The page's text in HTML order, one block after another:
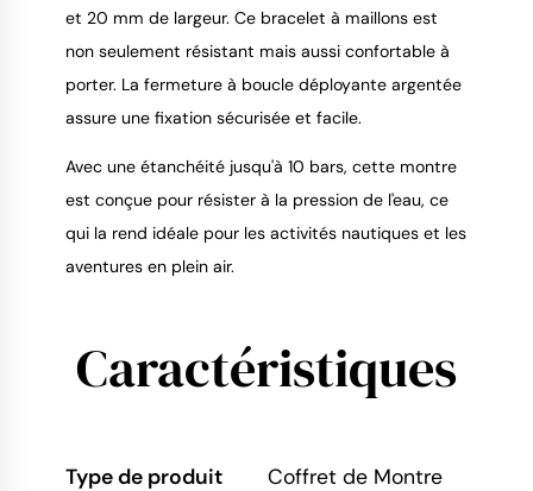
et 20 mm de largeur. Ce bracelet à maillons est
non seulement résistant mais aussi confortable à
porter. La fermeture à boucle déployante argentée
assure une fixation sécurisée et facile.
Avec une étanchéité jusqu'à 10 bars, cette montre
est conçue pour résister à la pression de l'eau, ce
qui la rend idéale pour les activités nautiques et les
aventures en plein air.
Caractéristiques
Type de produit
Coffret de Montre